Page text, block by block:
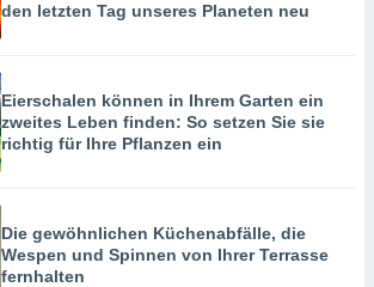
den letzten Tag unseres Planeten neu
Eierschalen können in Ihrem Garten ein
zweites Leben finden: So setzen Sie sie
richtig für Ihre Pflanzen ein
Die gewöhnlichen Küchenabfälle, die
Wespen und Spinnen von Ihrer Terrasse
fernhalten